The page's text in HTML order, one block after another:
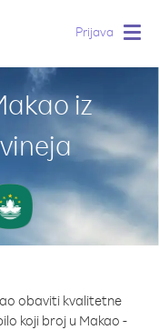
Prijava
iz
obaviti kvalitetne
koji broj u Makao -